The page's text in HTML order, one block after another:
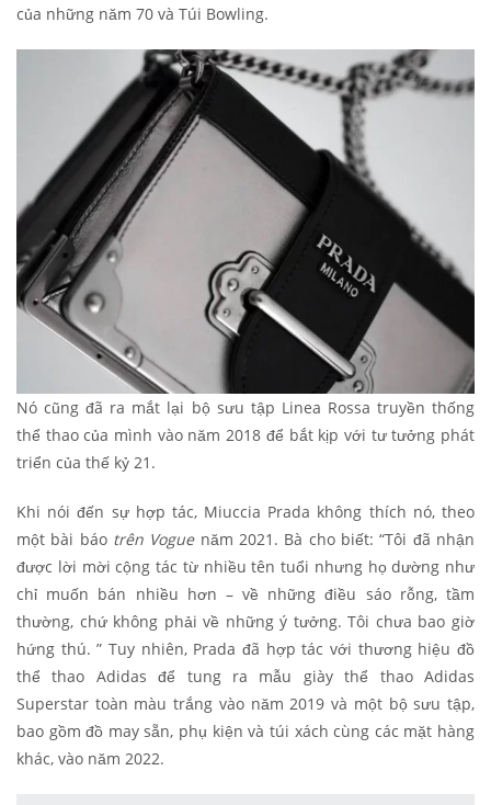
của những năm 70 và Túi Bowling.
Nó cũng đã ra mắt lại bộ sưu tập Linea Rossa truyền thống
thể thao của mình vào năm 2018 để bắt kịp với tư tưởng phát
triển của thế kỷ 21.
Khi nói đến sự hợp tác, Miuccia Prada không thích nó, theo
một bài báo trên Voguenăm 2021. Bà cho biết: “Tôi đã nhận
được lời mời cộng tác từ nhiều tên tuổi nhưng họ dường như
chỉ muốn bán nhiều hơn – về những điều sáo rỗng, tầm
thường, chứ không phải về những ý tưởng. Tôi chưa bao giờ
hứng thú. ” Tuy nhiên, Prada đã hợp tác với thương hiệu đồ
thể thao Adidas để tung ra mẫu giày thể thao Adidas
Superstar toàn màu trắng vào năm 2019 và một bộ sưu tập,
bao gồm đồ may sẵn, phụ kiện và túi xách cùng các mặt hàng
khác, vào năm 2022.